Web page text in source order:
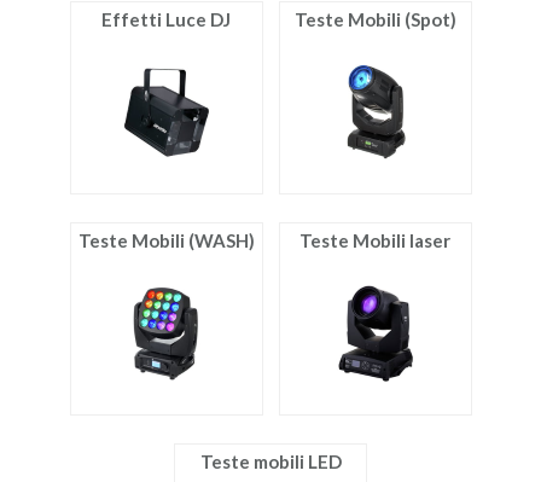
Effetti Luce DJ Teste Mobili (Spot)
Teste Mobili (WASH) Teste Mobili laser
Teste mobili LED